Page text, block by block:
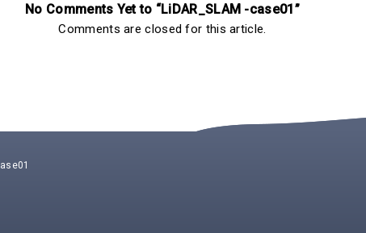
No Comments Yet to “LiDAR_SLAM -case01”
Comments are closed for this article.